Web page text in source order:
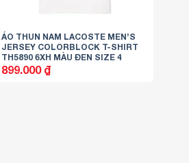
ÁO THUN NAM LACOSTE MEN’S
JERSEY COLORBLOCK T-SHIRT
TH5890 6XH MÀU ĐEN SIZE 4
899.000 ₫